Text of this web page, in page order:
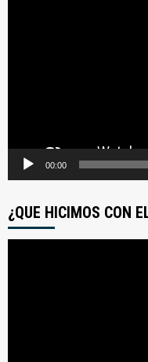
00:00
¿QUE HICIMOS CON